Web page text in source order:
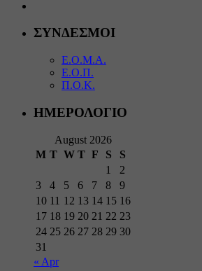
ΣΥΝΔΕΣΜΟΙ
Ε.Ο.Μ.Α.
Ε.Ο.Π.
Π.Ο.Κ.
ΗΜΕΡΟΛΟΓΙΟ
August 2026
M T W T F S
S
1
2
3
4 5 6 7 8
9
10 11 12 13 14 15 16
17 18 19 20 21 22 23
24 25 26 27 28 29 30
31
« Apr